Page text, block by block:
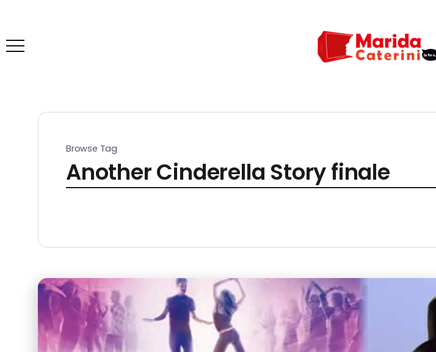
Browse Tag
Another Cinderella Story finale